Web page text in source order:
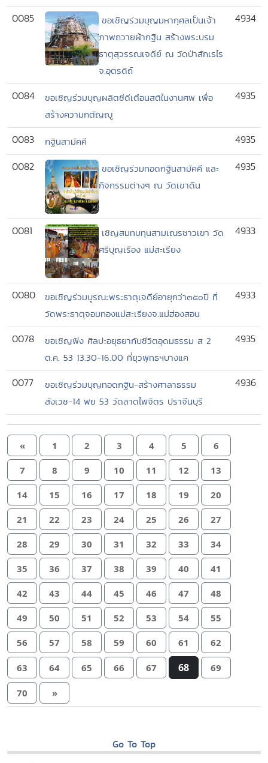
0085
ขอเชิญร่วมบุญมหากุศลเป็นเจ้า
ภาพถวายผ้ากฐิน สร้างพระบรม
ธาตุสุวรรณเจดีย์ ณ วัดป่าสักเรไร
จ.อุตรดิถ์
4934
0084
ขอเชิญร่วมบุญผลิตซีดีเตือนสติในงานศพ เพื่อ
สร้างความกตัญญู
4935
0083 กฐินสามัคคี
4935
0082
ขอเชิญร่วมทอดกฐินสามัคคี และ
กิจกรรมต่างๆ ณ วัดเขาดิน
4935
0081
เชิญสมทบทุนสามเณรชาวเขา วัด
ศรีบุญเรือง แม่สะเรียง
4933
0080
ขอเชิญร่วมบูรณะพระธาตุเจดีย์อายุกว่า๓๕oปี ที่
วัดพระธาตุจอมทองแม่สะเรียงจ.แม่ฮ่องสอน
4933
0078
ขอเชิญฟัง ศิลปะอยุธยากับชีวิตอุดมธรรม ส 2
ต.ค. 53 13.30-16.00 ที่ยุวพุทธฯบางแค
4935
0077
ขอเชิญร่วมบุญทอดกฐิน-สร้างศาลาธรรม
สังเวช-14 พย 53 วัดลาดไพจิตร ปราจีนบุรี
4936
« 1 2 3 4 5 6
7 8 9 10 11 12 13
14 15 16 17 18 19 20
21 22 23 24 25 26 27
28 29 30 31 32 33 34
35 36 37 38 39 40 41
42 43 44 45 46 47 48
49 50 51 52 53 54 55
56 57 58 59 60 61 62
63 64 65 66 67 68 69
70 »
Go To Top